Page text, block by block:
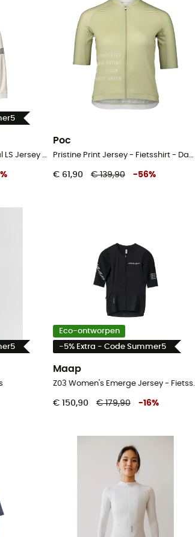
Women's Emerge Thermal LS Jersey - Fietsshirt - Dames
%
Poc
Pristine Print Jersey - Fietsshirt - Dames
€ 61,90 € 139,90 -56%
Eco-ontworpen
-5% Extra - Code Summer5
Maap
Z03 Women's
€ 150,90 € 179,90 -16%